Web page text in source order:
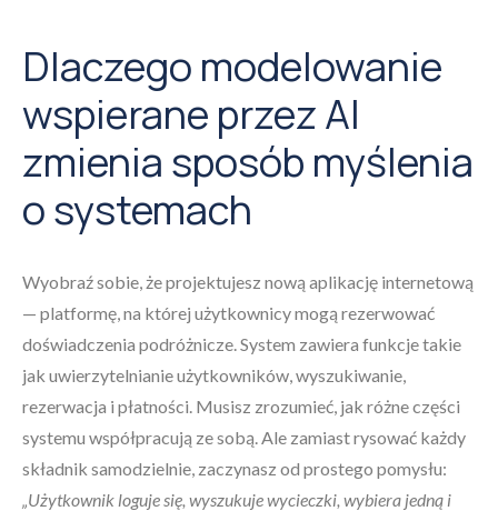
Dlaczego modelowanie
wspierane przez AI
zmienia sposób myślenia
o systemach
Wyobraź sobie, że projektujesz nową aplikację internetową
— platformę, na której użytkownicy mogą rezerwować
doświadczenia podróżnicze. System zawiera funkcje takie
jak uwierzytelnianie użytkowników, wyszukiwanie,
rezerwacja i płatności. Musisz zrozumieć, jak różne części
systemu współpracują ze sobą. Ale zamiast rysować każdy
składnik samodzielnie, zaczynasz od prostego pomysłu:
„Użytkownik loguje się, wyszukuje wycieczki, wybiera jedną i